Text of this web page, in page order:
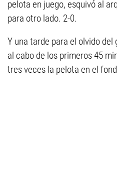
pelota en juego, esquivó al
para otro lado. 2-0.
Y una tarde para el olvido
al cabo de los primeros 45
tres veces la pelota en el